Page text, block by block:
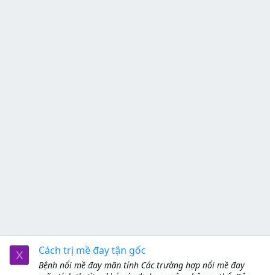
X Cách trị mề đay tận gốc
Bệnh nổi mề đay mãn tính Các trường hợp nổi mề đay